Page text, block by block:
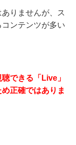
りませんが、ス
ンテンツが多い
できる「Live」
正確ではありま